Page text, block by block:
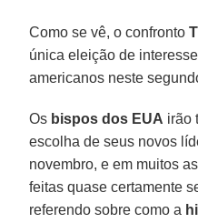
Como se vê, o confronto
única eleição de
americanos neste
Os bispos dos EUA irão
escolha de seus novos
novembro, e em muitos
feitas quase certamente
referendo sobre como a